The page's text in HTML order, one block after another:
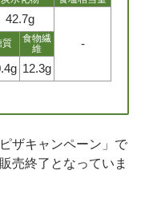
42.7g
-
質
食物繊
維
12.3g
ザキャンペーン」で
売終了となっていま